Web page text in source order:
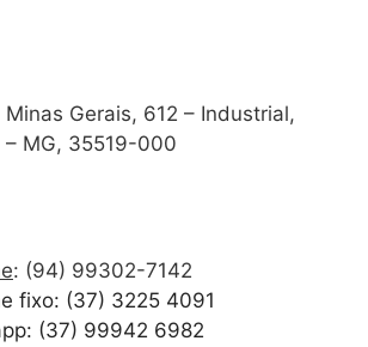
Minas Gerais, 612 – Industrial,
– MG, 35519-000
: (94) 99302-7142
fixo: (37) 3225 4091
(37) 99942 6982